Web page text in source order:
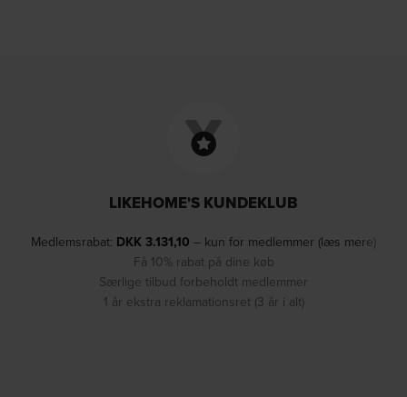
LIKEHOME'S KUNDEKLUB
Medlemsrabat: DKK 3.131,10 – kun for medlemmer (læs mere)
Få 10% rabat på dine køb
Særlige tilbud forbeholdt medlemmer
1 år ekstra reklamationsret (3 år i alt)